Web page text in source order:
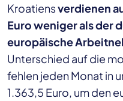
Kroatiensverdienen
Euro weniger als der
europäische
Unterschied auf die
fehlen jeden Monat in
1.363,5 Euro, um den